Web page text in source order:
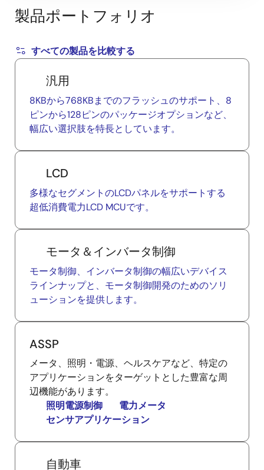
製品ポートフォリオ
すべての製品を比較する
汎用
8KBから768KBまでのフラッシュのサポート、8
ピンから128ピンのパッケージオプションなど、
幅広い選択肢を特長としています。
LCD
多様なセグメントのLCDパネルをサポートする
超低消費電力LCD MCUです。
モータ＆インバータ制御
モータ制御、インバータ制御の幅広いデバイス
ラインナップと、モータ制御開発のためのソリ
ューションを提供します。
ASSP
メータ、照明・電源、ヘルスケアなど、特定の
アプリケーションをターゲットとした豊富な周
辺機能があります。
照明電源制御
電力メータ
センサアプリケーション
自動車